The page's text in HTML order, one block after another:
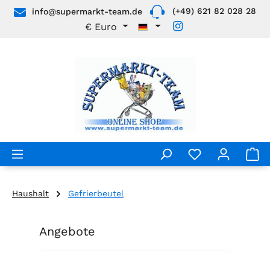
Zum Hauptinhalt springen
info@supermarkt-team.de (+49) 621 82 028 28
€ Euro
Haushalt Gefrierbeutel
Produktgalerie überspringen
Angebote